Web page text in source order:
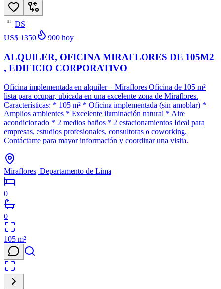
51
DS
US$ 1350
900 hoy
ALQUILER, OFICINA MIRAFLORES DE 105M2
, EDIFICIO CORPORATIVO
Oficina implementada en alquiler – Miraflores Oficina de 105 m²
lista para ocupar, ubicada en una excelente zona de Miraflores.
Características: * 105 m² * Oficina implementada (sin amoblar) *
Amplios ambientes * Excelente iluminación natural * Aire
acondicionado * 2 medios baños * 2 estacionamientos Ideal para
empresas, estudios profesionales, consultoras o coworking.
Contáctame para mayor información y coordinar una visita.
Miraflores, Departamento de Lima
0
0
105 m²